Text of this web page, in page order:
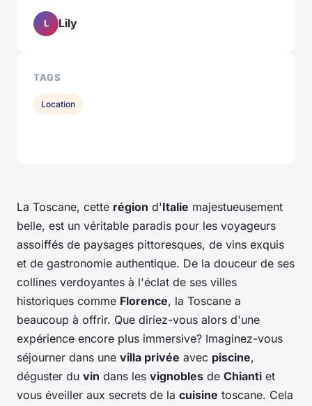
La Toscane, cette région d'Italie majestueusement
belle, est un véritable paradis pour les voyageurs
assoiffés de paysages pittoresques, de vins exquis
et de gastronomie authentique. De la douceur de ses
collines verdoyantes à l'éclat de ses villes
historiques comme Florence, la Toscane a
beaucoup à offrir. Que diriez-vous alors d'une
expérience encore plus immersive? Imaginez-vous
séjourner dans une villa privée avec piscine,
déguster du vin dans les vignobles de Chianti et
vous éveiller aux secrets de la cuisine toscane. Cela
L Lily
TAGS
Location